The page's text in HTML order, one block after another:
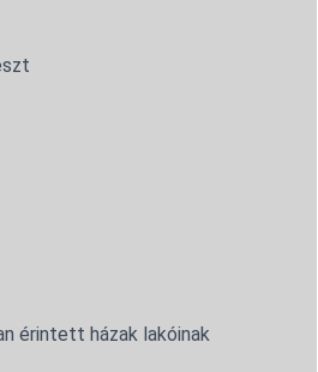
érintett házak lakóinak